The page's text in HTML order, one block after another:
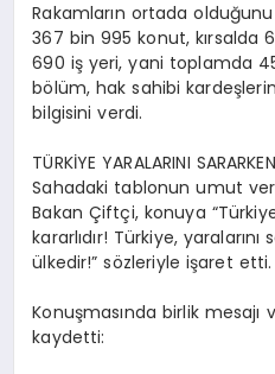
Rakamların ortada
367 bin 995 konut, kırsalda
690 iş yeri, yani toplamda
bölüm, hak sahibi
bilgisini verdi.
TÜRKİYE YARALARINI
Sahadaki tablonun umut
Bakan Çiftçi, konuya
kararlıdır! Türkiye,
ülkedir!” sözleriyle işaret etti.
Konuşmasında birlik mesajı
kaydetti: